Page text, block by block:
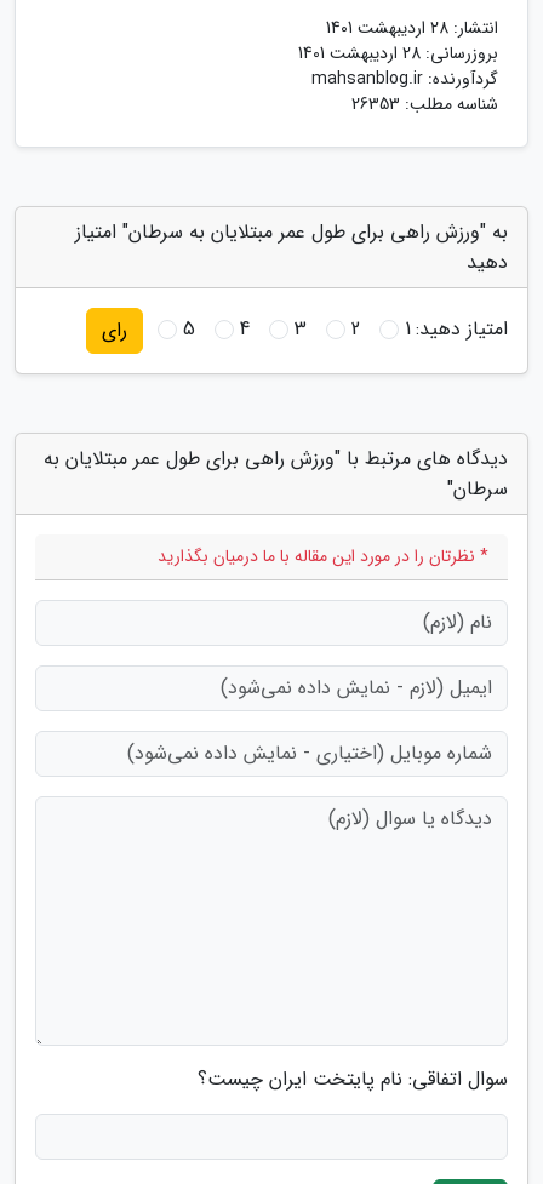
انتشار: 28 اردیبهشت 1401
بروزرسانی: 28 اردیبهشت 1401
گردآورنده: mahsanblog.ir
شناسه مطلب: 26353
به "ورزش راهی برای طول عمر مبتلایان به سرطان" امتیاز
دهید
امتیاز دهید:1
2
3
4
5 رای
دیدگاه های مرتبط با "ورزش راهی برای طول عمر مبتلایان به
سرطان"
* نظرتان را در مورد این مقاله با ما درمیان بگذارید
سوال اتفاقی: نام پایتخت ایران چیست؟